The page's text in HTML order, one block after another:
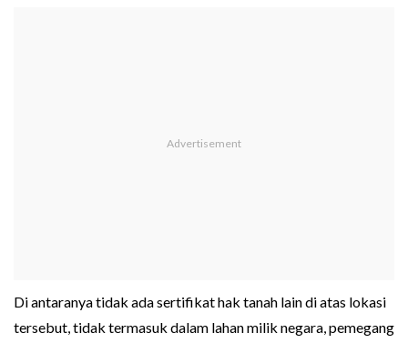
Di antaranya tidak ada sertifikat hak tanah lain di atas lokasi
tersebut, tidak termasuk dalam lahan milik negara, pemegang